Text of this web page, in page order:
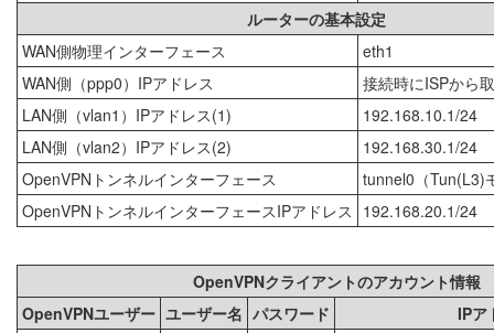
ルーターの基本設定
WAN側物理インターフェース
eth1
WAN側（ppp0）IPアドレス
接続時にISPから
LAN側（vlan1）IPアドレス(1)
192.168.10.1/24
LAN側（vlan2）IPアドレス(2)
192.168.30.1/24
OpenVPNトンネルインターフェース
tunnel0（Tun(L3)
OpenVPNトンネルインターフェースIPアドレス 192.168.20.1/24
OpenVPNクライアントのアカウント情報
OpenVPNユーザー ユーザー名 パスワード
IPア